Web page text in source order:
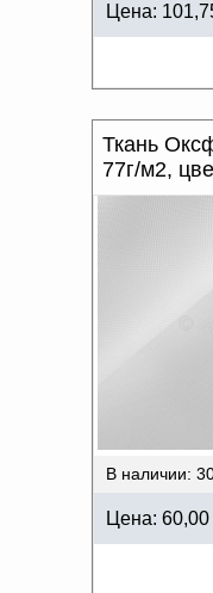
Цена:
Ткань
77г/м2,
В наличии:
Цена: 60,00